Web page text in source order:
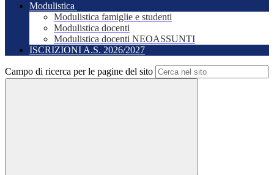
Modulistica
Modulistica famiglie e studenti
Modulistica docenti
Modulistica docenti NEOASSUNTI
ISCRIZIONI A.S. 2026/2027
Campo di ricerca per le pagine del sito